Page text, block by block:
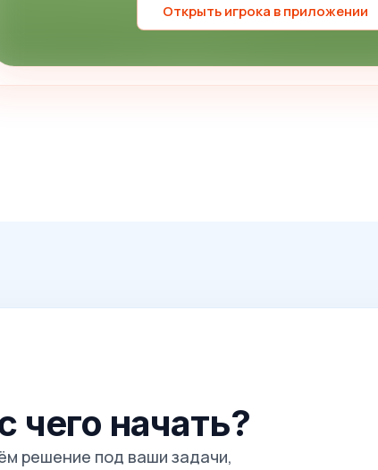
Открыть игрока в приложении
чего начать?
решение под ваши задачи,